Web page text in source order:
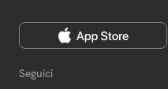
Seguici